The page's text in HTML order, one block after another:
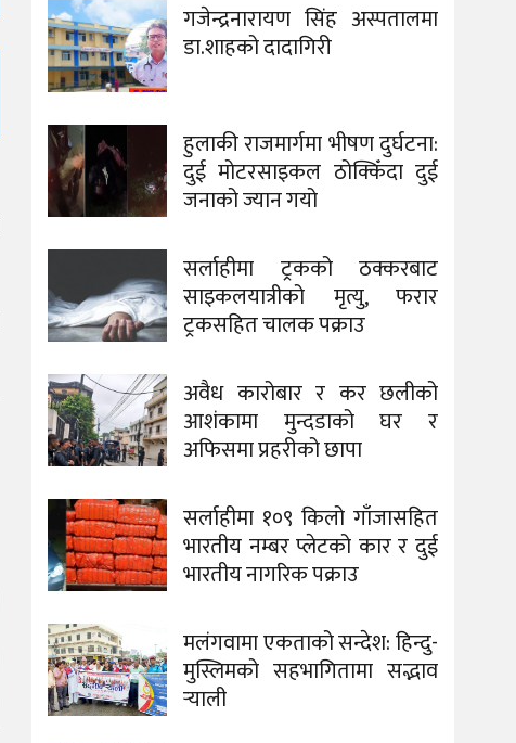
गजेन्द्रनारायण सिंह अस्पतालमा
डा.शाहको दादागिरी
हुलाकी राजमार्गमा भीषण दुर्घटना:
दुई मोटरसाइकल ठोक्किँदा दुई
जनाको ज्यान गयो
सर्लाहीमा ट्रकको ठक्करबाट
साइकलयात्रीको मृत्यु, फरार
ट्रकसहित चालक पक्राउ
अवैध कारोबार र कर छलीको
आशंकामा मुन्दडाको घर र
अफिसमा प्रहरीको छापा
सर्लाहीमा १०९ किलो गाँजासहित
भारतीय नम्बर प्लेटको कार र दुई
भारतीय नागरिक पक्राउ
मलंगवामा एकताको सन्देश: हिन्दु-
मुस्लिमको सहभागितामा सद्भाव
र्‍याली